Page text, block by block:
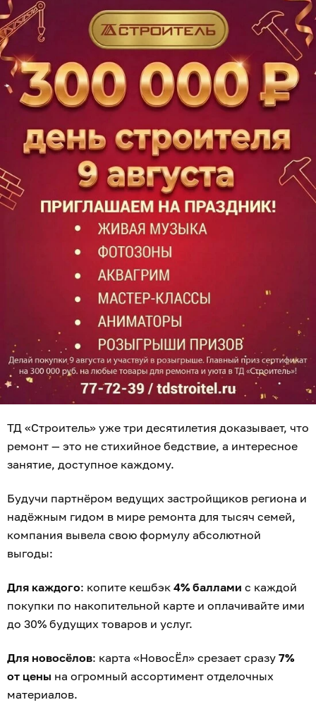
ТД «Строитель» уже три десятилетия доказывает, что
ремонт — это не стихийное бедствие, а интересное
занятие, доступное каждому.
Будучи партнёром ведущих застройщиков региона и
надёжным гидом в мире ремонта для тысяч семей,
компания вывела свою формулу абсолютной
выгоды:
Для каждого: копите кешбэк 4% баллами с каждой
покупки по накопительной карте и оплачивайте ими
до 30% будущих товаров и услуг.
Для новосёлов: карта «НовосЁл» срезает сразу 7%
от цены на огромный ассортимент отделочных
материалов.